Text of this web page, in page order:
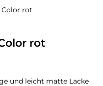
rot
und leicht matte Lacke